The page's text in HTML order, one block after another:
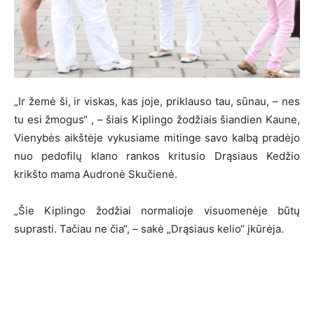
„Ir žemė ši, ir viskas, kas joje, priklauso tau, sūnau, – nes
tu esi žmogus“ , – šiais Kiplingo žodžiais šiandien Kaune,
Vienybės aikštėje vykusiame mitinge savo kalbą pradėjo
nuo pedofilų klano rankos kritusio Drąsiaus Kedžio
krikšto mama Audronė Skučienė.
„Šie Kiplingo žodžiai normalioje visuomenėje būtų
suprasti. Tačiau ne čia“, – sakė „Drąsiaus kelio“ įkūrėja.